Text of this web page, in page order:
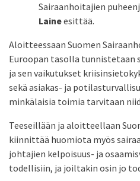
Sairaanhoitajien
Laineesittää.
Aloitteessaan Suomen
Euroopan tasolla tunnistetaan
ja sen vaikutukset
sekä asiakas- ja
minkälaisia toimia tarvitaan
Teeseillään ja aloitteellaan
kiinnittää huomiota myös
johtajien kelpoisuus- ja
todellisiin, ja joiltakin osin jo